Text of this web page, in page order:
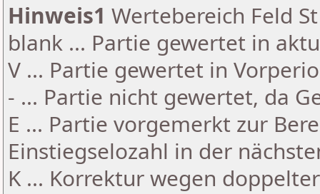
Hinweis1 Wertebereich Feld
blank ... Partie gewertet in
V ... Partie gewertet in
- ... Partie nicht gewertet, da
E ... Partie vorgemerkt zur
Einstiegselozahl in der
K ... Korrektur wegen